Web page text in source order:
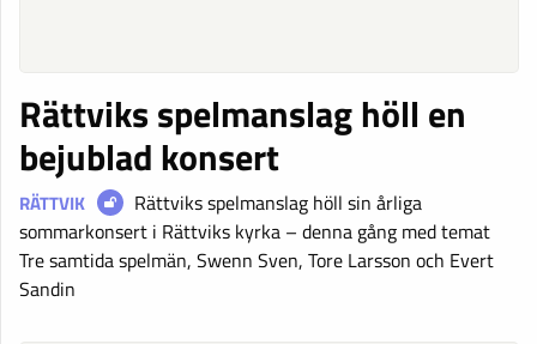
Rättviks spelmanslag höll en
bejublad konsert
RÄTTVIK
Rättviks spelmanslag höll sin årliga
sommarkonsert i Rättviks kyrka – denna gång med temat
Tre samtida spelmän, Swenn Sven, Tore Larsson och Evert
Sandin